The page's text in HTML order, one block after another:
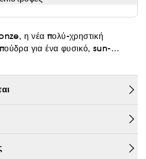
η νέα πολύ-χρηστική
για ένα φυσικό, sun-
24ωρης διάρκειας.
συστατικά περιποίησης και
φυσικής προέλευσης συστατικά,
Το υαλουρονικό οξύ
άνετη και απαλή, η νιασιναμίδη
η limetta από τους κήπους του YSL